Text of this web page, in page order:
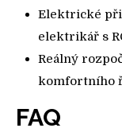
Elektrické
elektrikář s
Reálný
komfortního
FAQ